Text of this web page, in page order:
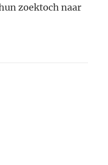
zoektoch naar
Mastodon